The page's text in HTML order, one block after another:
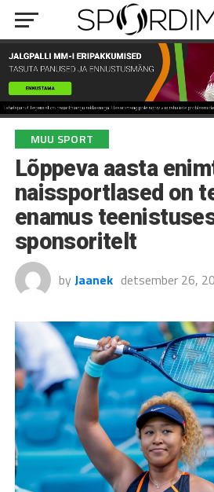
MUU SPORT
Lõppeva aasta
naissportlased on
enamus
sponsoritelt
by Jaanek detsember 26,